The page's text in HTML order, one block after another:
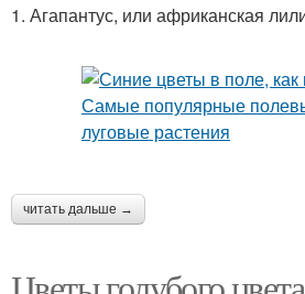
1. Агапантус, или африканская
читать дальше →